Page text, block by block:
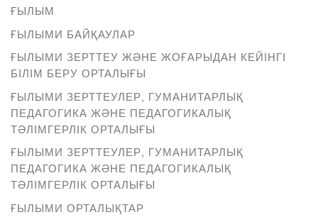
ҒЫЛЫМ
ҒЫЛЫМИ БАЙҚАУЛАР
ҒЫЛЫМИ ЗЕРТТЕУ ЖӘНЕ ЖОҒАРЫДАН КЕЙІНГІ
БІЛІМ БЕРУ ОРТАЛЫҒЫ
ҒЫЛЫМИ ЗЕРТТЕУЛЕР, ГУМАНИТАРЛЫҚ
ПЕДАГОГИКА ЖӘНЕ ПЕДАГОГИКАЛЫҚ
ТӘЛІМГЕРЛІК ОРТАЛЫҒЫ
ҒЫЛЫМИ ЗЕРТТЕУЛЕР, ГУМАНИТАРЛЫҚ
ПЕДАГОГИКА ЖӘНЕ ПЕДАГОГИКАЛЫҚ
ТӘЛІМГЕРЛІК ОРТАЛЫҒЫ
ҒЫЛЫМИ ОРТАЛЫҚТАР